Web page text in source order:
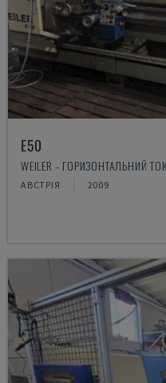
E50
WEILER - ГОРИЗОНТАЛЬНИЙ
АВСТРІЯ 2009